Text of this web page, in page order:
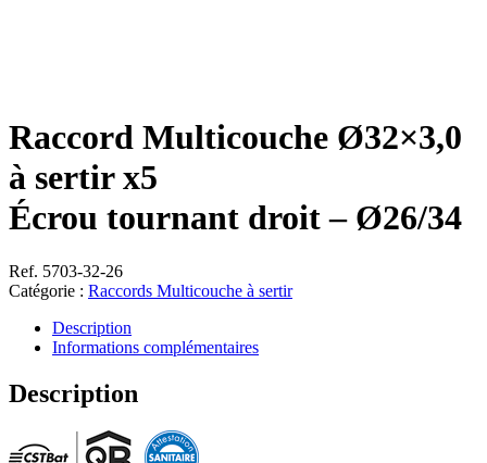
Raccord Multicouche Ø32×3,0
à sertir x5
Écrou tournant droit – Ø26/34
Ref. 5703-32-26
Catégorie : Raccords Multicouche à sertir
Description
Informations complémentaires
Description